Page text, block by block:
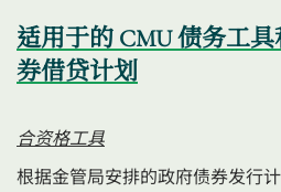
适用于的 CMU 债务工
券借贷计划
合资格工具
根据金管局安排的政府债券发行